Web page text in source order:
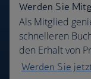
Werden Sie
Als Mitglied
schnelleren
den Erhalt von
Werden Sie